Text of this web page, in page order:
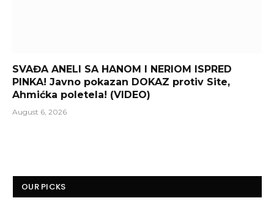
SVAĐA ANELI SA HANOM I NERIOM ISPRED
PINKA! Javno pokazan DOKAZ protiv Site,
Ahmićka poletela! (VIDEO)
August 6, 2026
OUR PICKS